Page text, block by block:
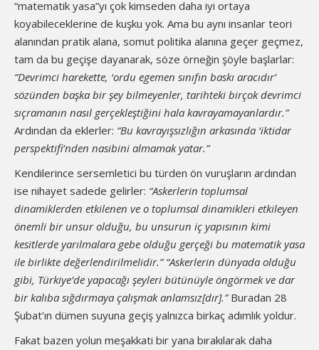
“matematik yasa”yı çok kimseden daha iyi ortaya
koyabileceklerine de kuşku yok. Ama bu aynı insanlar teori
alanından pratik alana, somut politika alanına geçer geçmez,
tam da bu geçişe dayanarak, söze örneğin şöyle başlarlar:
“Devrimci harekette, ‘ordu egemen sınıfın baskı aracıdır’
sözünden başka bir şey bilmeyenler, tarihteki birçok devrimci
sıçramanın nasıl gerçekleştiğini hala kavrayamayanlardır.”
Ardından da eklerler: “Bu kavrayışsızlığın arkasında ‘iktidar
perspektifi’nden nasibini almamak yatar.”
Kendilerince sersemletici bu türden ön vuruşların ardından
ise nihayet sadede gelirler: “Askerlerin toplumsal
dinamiklerden etkilenen ve o toplumsal dinamikleri etkileyen
önemli bir unsur olduğu, bu unsurun iç yapısının kimi
kesitlerde yarılmalara gebe olduğu gerçeği bu matematik yasa
ile birlikte değerlendirilmelidir.” “Askerlerin dünyada olduğu
gibi, Türkiye’de yapacağı şeyleri bütünüyle öngörmek ve dar
bir kalıba sığdırmaya çalışmak anlamsız[dır].”Buradan 28
Şubat’ın dümen suyuna geçiş yalnızca birkaç adımlık yoldur.
Fakat bazen yolun meşakkati bir yana bırakılarak daha